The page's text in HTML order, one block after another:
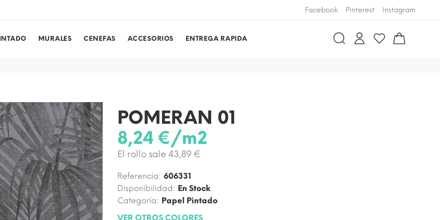
Facebook Pinterest Instagram
MURALES CENEFAS ACCESORIOS ENTREGA RAPIDA
POMERAN 01
8,24 €/m2
El rollo sale 43,89 €
Referencia: 606331
Disponibilidad: En Stock
Categoría: Papel Pintado
VER OTROS COLORES